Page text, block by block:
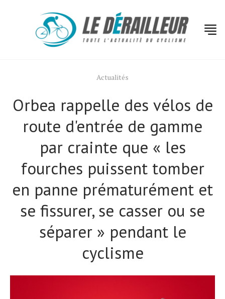
Actualités
Orbea rappelle des vélos de
route d'entrée de gamme
par crainte que « les
fourches puissent tomber
en panne prématurément et
se fissurer, se casser ou se
séparer » pendant le
cyclisme